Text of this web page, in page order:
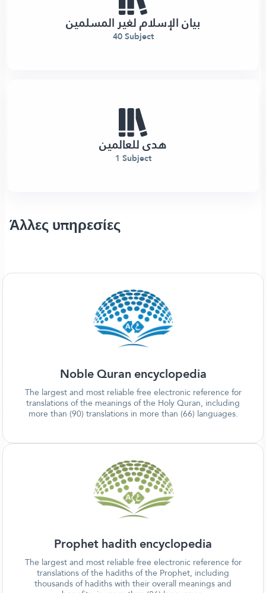
بيان الإسلام لغير المسلمين
40 Subject
هدى للعالمين
1 Subject
Άλλες υπηρεσίες
Noble Quran encyclopedia
The largest and most reliable free electronic reference for
translations of the meanings of the Holy Quran, including
more than (90) translations in more than (66) languages.
Prophet hadith encyclopedia
The largest and most reliable free electronic reference for
translations of the hadiths of the Prophet, including
thousands of hadiths with their overall meanings and